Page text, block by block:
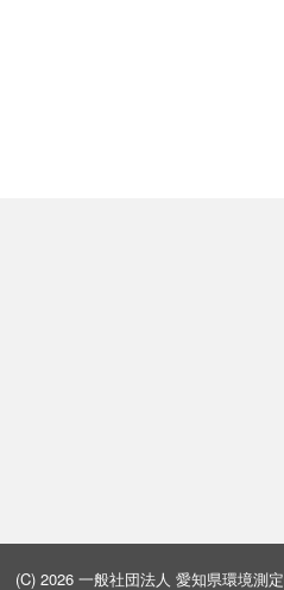
(C) 2026 一般社団法人 愛知県環境測